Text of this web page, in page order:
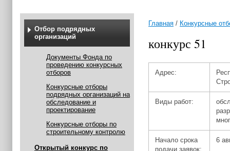
Отбор подрядных
организаций
Документы Фонда по
проведению конкурсных
отборов
Конкурсные отборы
подрядных организаций на
обследование и
проектирование
Конкурсные отборы по
строительному контролю
Открытый конкурс по
Главная / Конкурсные
конкурс 51
Адрес:
Виды работ:
Начало срока
подачи заявок:
6